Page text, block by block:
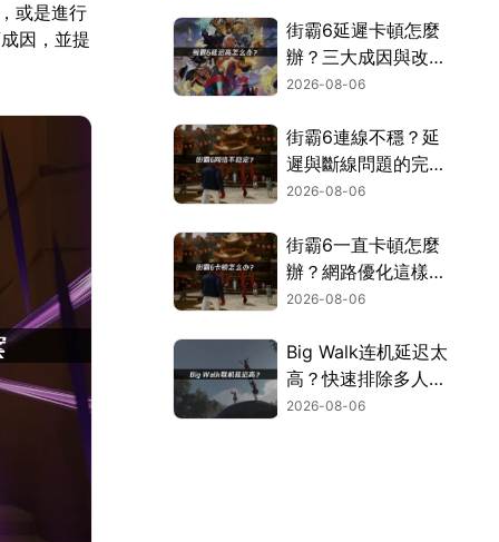
或是進行
因，並提
街霸6延遲卡頓怎麼
辦？三大成因與改善
對策！
2026-08-06
街霸6連線不穩？延
遲與斷線問題的完整
解決指南！
2026-08-06
街霸6一直卡頓怎麼
辦？網路優化這樣解
決！
2026-08-06
Big Walk连机延迟太
高？快速排除多人游
玩卡顿困扰！
2026-08-06